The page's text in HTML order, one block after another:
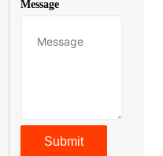
Message